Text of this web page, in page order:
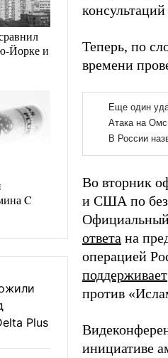
Йорке и
C
Plus
Теперь, по
времени
Во вторник
и США по
Официальный
ответа на
операцией
поддерживает
против
инициативе